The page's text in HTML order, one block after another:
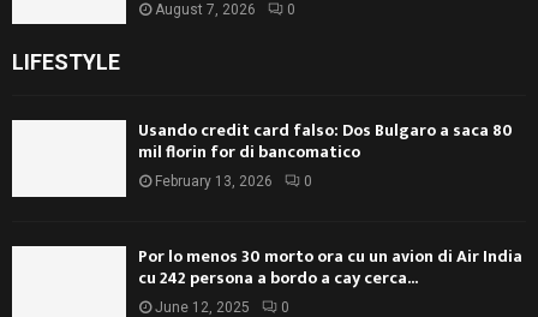
August 7, 2026 0
LIFESTYLE
Usando credit card falso: Dos Bulgaro a saca 80
mil florin for di bancomatico
February 13, 2026 0
Por lo menos 30 morto ora cu un avion di Air India
cu 242 persona a bordo a cay cerca...
June 12, 2025 0